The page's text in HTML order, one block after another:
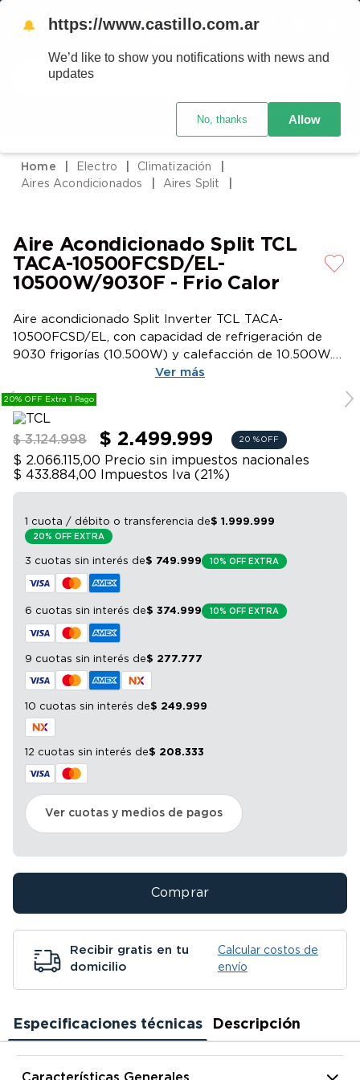
Buscar
Crédito Castillo
Electro
Climatización
Aires Acondicionados
Aires Split
Aire Acondicionado Split TCL
TACA-10500FCSD/EL-
10500W/9030F - Frio Calor
Aire acondicionado Split Inverter TCL TACA-
10500FCSD/EL, con capacidad de refrigeración de
9030 frigorías (10.500W) y calefacción de 10.500W.
Eficiencia energética A++ en frío y A en calor. Incluye
funciones de deshumidificación, modo sueño, timer
programable y control remoto.
Ver más
20% OFF Extra 1 Pago
$ 3.124.998 $ 2.499.999 20 % OFF
$ 2.066.115,00 Precio sin impuestos nacionales
$ 433.884,00
Impuestos Iva (21%)
1 cuota / débito o transferencia de$ 1 .999.999
20% OFF EXTRA
3 cuotas sin interés de$ 749.999 10% OFF EXTRA
6 cuotas sin interés de$ 374.999 10% OFF EXTRA
9 cuotas sin interés de$ 277.777
10 cuotas sin interés de$ 249.999
12 cuotas sin interés de$ 208.333
Ver cuotas y medios de pagos
Comprar
Recibir gratis en tu
domicilio
Calcular costos de
envío
Especificaciones técnicas Descripción
2.
celulares
5 .
cocina
6.
colchones
7
aire acondicionado
8.
moto
10 . smart tv
🔔 https://www.castillo.com.ar
We’d like to show you notifications with news and
updates
No, thanks Allow